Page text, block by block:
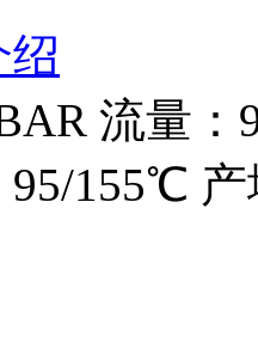
绍
流量
95/155℃